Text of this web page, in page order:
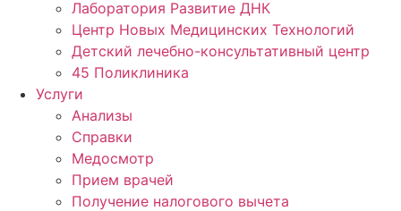
Лаборатория Развитие ДНК
Центр Новых Медицинских Технологий
Детский лечебно-консультативный центр
45 Поликлиника
Услуги
Анализы
Справки
Медосмотр
Прием врачей
Получение налогового вычета